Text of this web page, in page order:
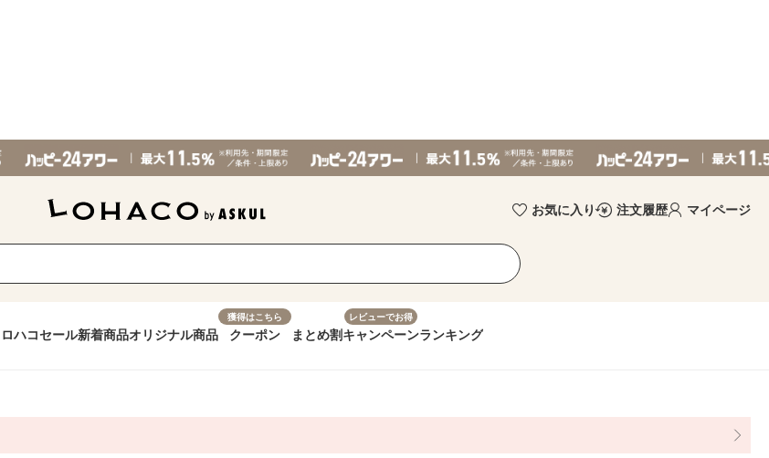
お気に入り 注文履歴 マイページ
ロハコセール新着商品オリジナル商品
獲得はこちら
クーポン まとめ割
レビューでお得
キャンペーンランキング